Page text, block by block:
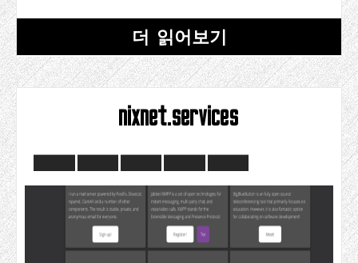
더 읽어보기
nixnet.services